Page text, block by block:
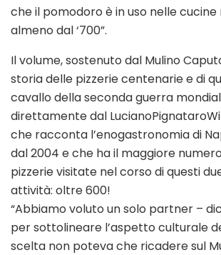
che il pomodoro è in uso nelle
almeno dal ‘700”.
Il volume, sostenuto dal Mulino
storia delle pizzerie centenarie e di
cavallo della seconda guerra
direttamente dal
che racconta l’enogastronomia di
dal 2004 e che ha il maggiore
pizzerie visitate nel corso di questi
attività: oltre 600!
“Abbiamo voluto un solo partner –
per sottolineare l’aspetto culturale
scelta non poteva che ricadere sul